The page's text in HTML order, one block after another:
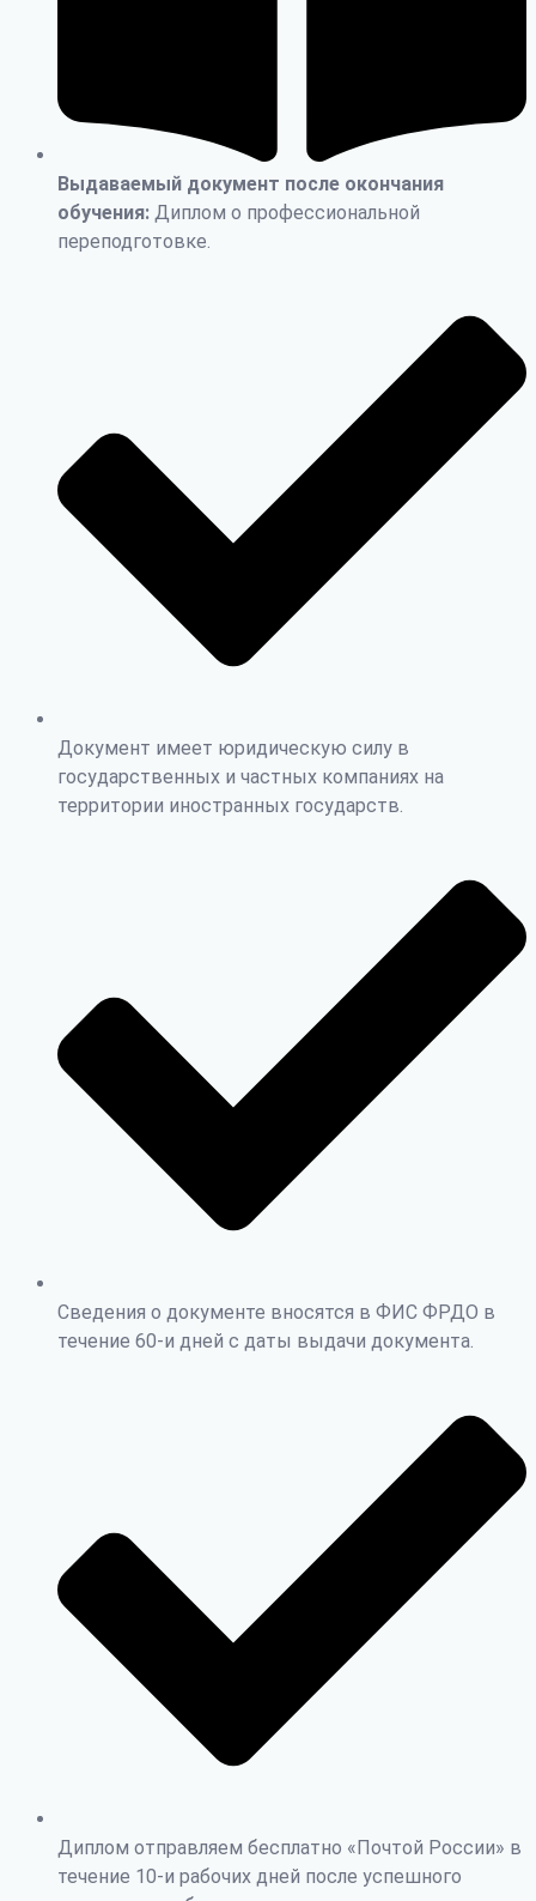
Выдаваемый документ после окончания
обучения: Диплом о профессиональной
переподготовке.
Документ имеет юридическую силу в
государственных и частных компаниях на
территории иностранных государств.
Сведения о документе вносятся в ФИС ФРДО в
течение 60-и дней с даты выдачи документа.
Диплом отправляем бесплатно «Почтой России» в
течение 10-и рабочих дней после успешного